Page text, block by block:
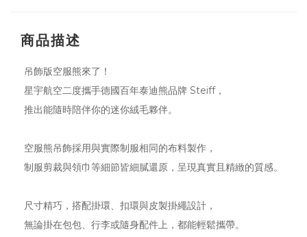
商品描述
吊飾版空服熊來了！
星宇航空二度攜手德國百年泰迪熊品牌 Steiff，
推出能隨時陪伴你的迷你絨毛夥伴。
空服熊吊飾採用與實際制服相同的布料製作，
制服剪裁與領巾等細節皆細膩還原，呈現真實且精緻的質感。
尺寸精巧，搭配掛環、扣環與皮製掛繩設計，
無論掛在包包、行李或隨身配件上，都能輕鬆攜帶。